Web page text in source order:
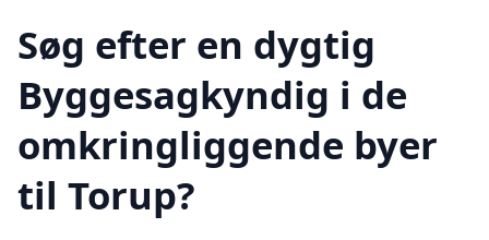
Søg efter en dygtig
Byggesagkyndig i de
omkringliggende byer
til Torup?